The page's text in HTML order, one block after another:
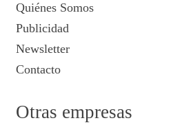
Quiénes Somos
Publicidad
Newsletter
Contacto
Otras empresas